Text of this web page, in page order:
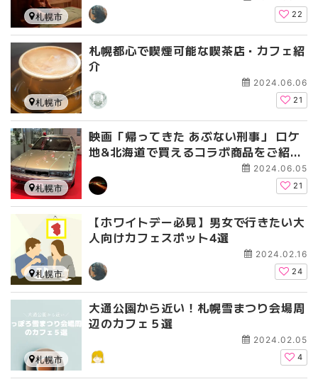
22
札幌市
札幌都心で喫煙可能な喫茶店・カフェ紹
介
2024.06.06
21
札幌市
映画「帰ってきた あぶない刑事」 ロケ
地&北海道で買えるコラボ商品をご紹
2024.06.05
21
札幌市
【ホワイトデー必見】男女で行きたい大
人向けカフェスポット4選
2024.02.16
24
札幌市
大通公園から近い！札幌雪まつり会場周
辺のカフェ５選
2024.02.05
4
札幌市